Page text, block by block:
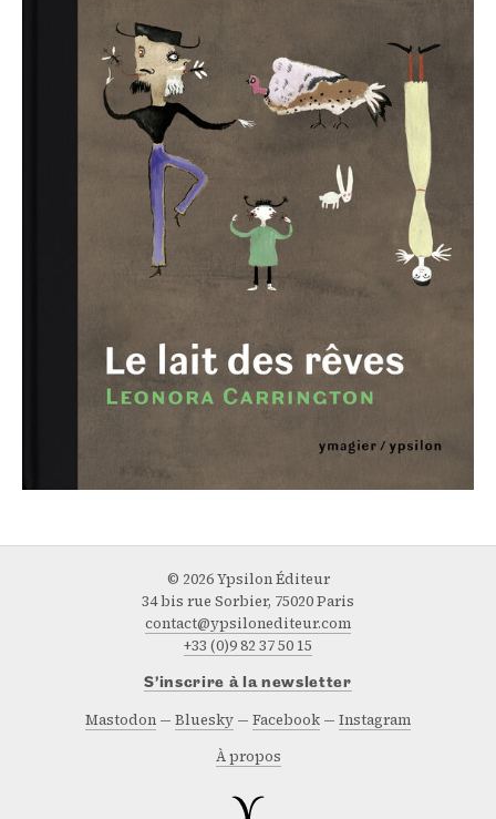
© 2026 Ypsilon Éditeur
34 bis rue Sorbier, 75020 Paris
contact@ypsilonediteur.com
+33 (0)9 82 37 50 15
S’inscrire à la newsletter
Mastodon Bluesky Facebook
Instagram
À propos